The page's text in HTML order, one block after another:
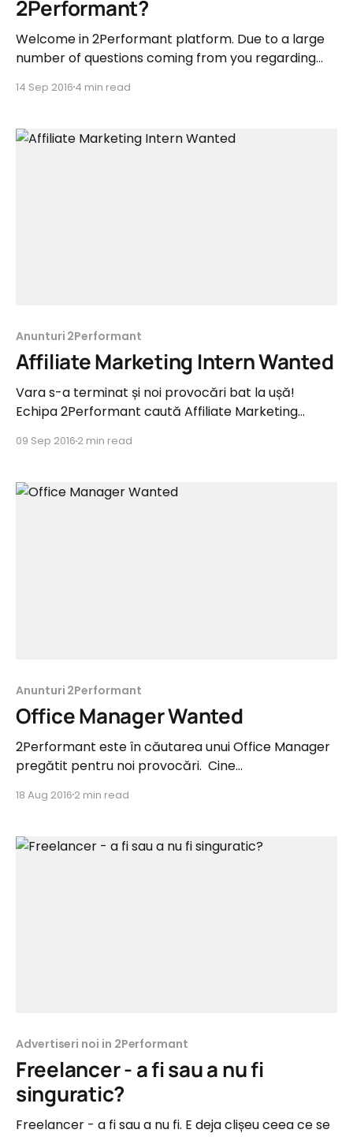
2Performant?
Welcome in 2Performant platform. Due to a large
number of questions coming from you regarding
decided to explain in detail the steps you need to
commissions from 2Parale, via 2Performant. 1. If you
14 Sep 2016 4 min read
Anunturi 2Performant
Affiliate Marketing Intern Wanted
Vara s-a terminat și noi provocări bat la ușă!
Echipa 2Performant caută Affiliate Marketing
capeți skill-uri și experiență? Aplică până la 1
09 Sep 2016 2 min read
Anunturi 2Performant
Office Manager Wanted
2Performant este în căutarea unui Office Manager
pregătit pentru noi provocări. Cine
Suntem o echipă de profesioniști pasionați de
temeinică, o gândire anticipativă, curiozitate și să fii
18 Aug 2016 2 min read
Advertiseri noi in 2Performant
Freelancer - a fi sau a nu fi
singuratic?
Freelancer - a fi sau a nu fi. E deja clișeu ceea ce se